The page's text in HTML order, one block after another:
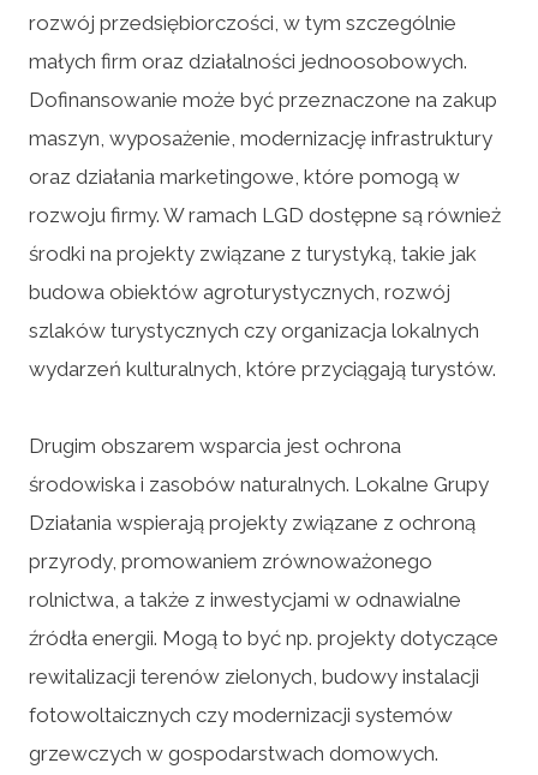
rozwój przedsiębiorczości, w tym szczególnie
małych firm oraz działalności jednoosobowych.
Dofinansowanie może być przeznaczone na zakup
maszyn, wyposażenie, modernizację infrastruktury
oraz działania marketingowe, które pomogą w
rozwoju firmy. W ramach LGD dostępne są również
środki na projekty związane z turystyką, takie jak
budowa obiektów agroturystycznych, rozwój
szlaków turystycznych czy organizacja lokalnych
wydarzeń kulturalnych, które przyciągają turystów.
Drugim obszarem wsparcia jest ochrona
środowiska i zasobów naturalnych. Lokalne Grupy
Działania wspierają projekty związane z ochroną
przyrody, promowaniem zrównoważonego
rolnictwa, a także z inwestycjami w odnawialne
źródła energii. Mogą to być np. projekty dotyczące
rewitalizacji terenów zielonych, budowy instalacji
fotowoltaicznych czy modernizacji systemów
grzewczych w gospodarstwach domowych.